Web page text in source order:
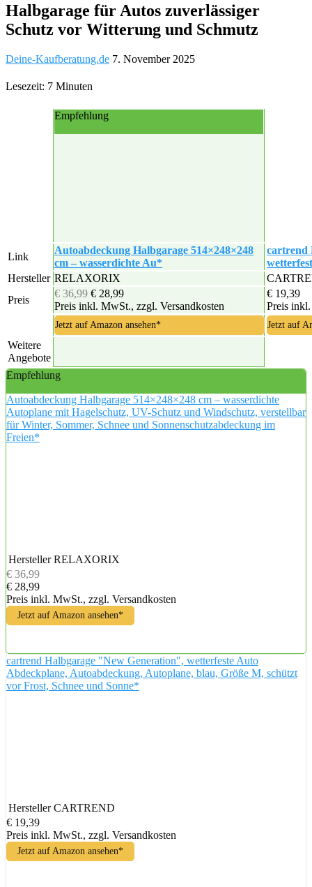
Halbgarage für Autos zuverlässiger
Schutz vor Witterung und Schmutz
Deine-Kaufberatung.de 7. November 2025
Lesezeit: 7 Minuten
Empfehlung
Link
Autoabdeckung Halbgarage 514×248×248
cm – wasserdichte Au*
cartrend
Hersteller RELAXORIX
Preis
€ 36,99 € 28,99
Preis inkl. MwSt., zzgl. Versandkosten
€ 19,39
Preis
Jetzt auf Amazon ansehen* Jetzt auf
Weitere
Angebote
Empfehlung
Autoabdeckung Halbgarage 514×248×248 cm – wasserdichte
Autoplane mit Hagelschutz, UV-Schutz und Windschutz, verstellbar
für Winter, Sommer, Schnee und Sonnenschutzabdeckung im
Freien*
Hersteller RELAXORIX
€ 36,99
€ 28,99
Preis inkl. MwSt., zzgl. Versandkosten
Jetzt auf Amazon ansehen*
cartrend Halbgarage "New Generation", wetterfeste Auto
Abdeckplane, Autoabdeckung, Autoplane, blau, Größe M, schützt
vor Frost, Schnee und Sonne*
Hersteller CARTREND
€ 19,39
Preis inkl. MwSt., zzgl. Versandkosten
Jetzt auf Amazon ansehen*